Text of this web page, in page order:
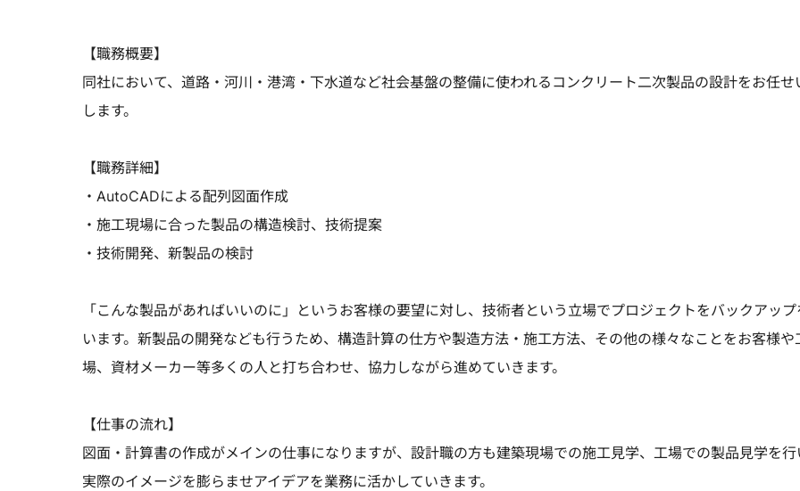
【職務概要】
同社において、道路・河川・港湾・下水道など社会基盤の整備に使われるコンクリート二次製品の設計をお任せ
します。
【職務詳細】
・AutoCADによる配列図面作成
・施工現場に合った製品の構造検討、技術提案
・技術開発、新製品の検討
「こんな製品があればいいのに」というお客様の要望に対し、技術者という立場でプロジェクトをバックアッ
います。新製品の開発なども行うため、構造計算の仕方や製造方法・施工方法、その他の様々なことをお客様や
場、資材メーカー等多くの人と打ち合わせ、協力しながら進めていきます。
【仕事の流れ】
図面・計算書の作成がメインの仕事になりますが、設計職の方も建築現場での施工見学、工場での製品見学を行
実際のイメージを膨らませアイデアを業務に活かしていきます。